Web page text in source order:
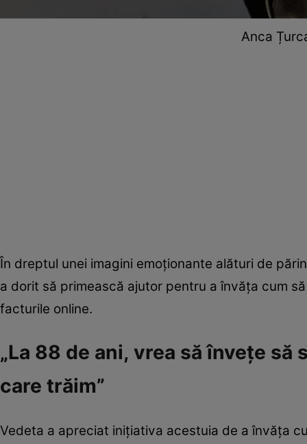
Anca
În dreptul unei imagini emoționante alături de
a dorit să primească ajutor pentru a învăța cum
facturile online.
„La 88 de ani, vrea să învețe
care trăim”
Vedeta a apreciat inițiativa acestuia de a învăța